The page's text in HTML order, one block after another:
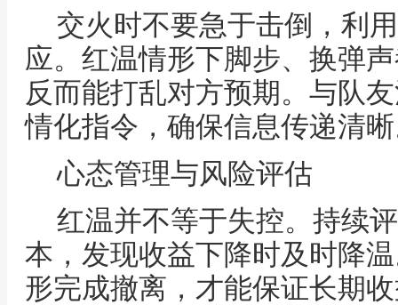
交火时不要急于击倒，利
应。红温情形下脚步、换弹
反而能打乱对方预期。与队
情化指令，确保信息传递清
心态管理与风险评估
红温并不等于失控。持续
本，发现收益下降时及时降
形完成撤离，才能保证长期